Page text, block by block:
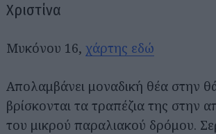
Χριστίνα
Μυκόνου 16, χάρτης εδώ
Απολαμβάνει μοναδική θέα στην
βρίσκονται τα τραπέζια της στην
του μικρού παραλιακού δρόμου.